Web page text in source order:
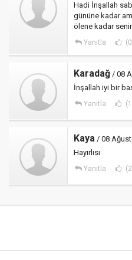
Hadi İnşallah
gününe kadar
ölene kadar
Yanıtla
Karadağ / 08
İnşallah iyi bir
Yanıtla
Kaya / 08
Hayırlısı
Yanıtla